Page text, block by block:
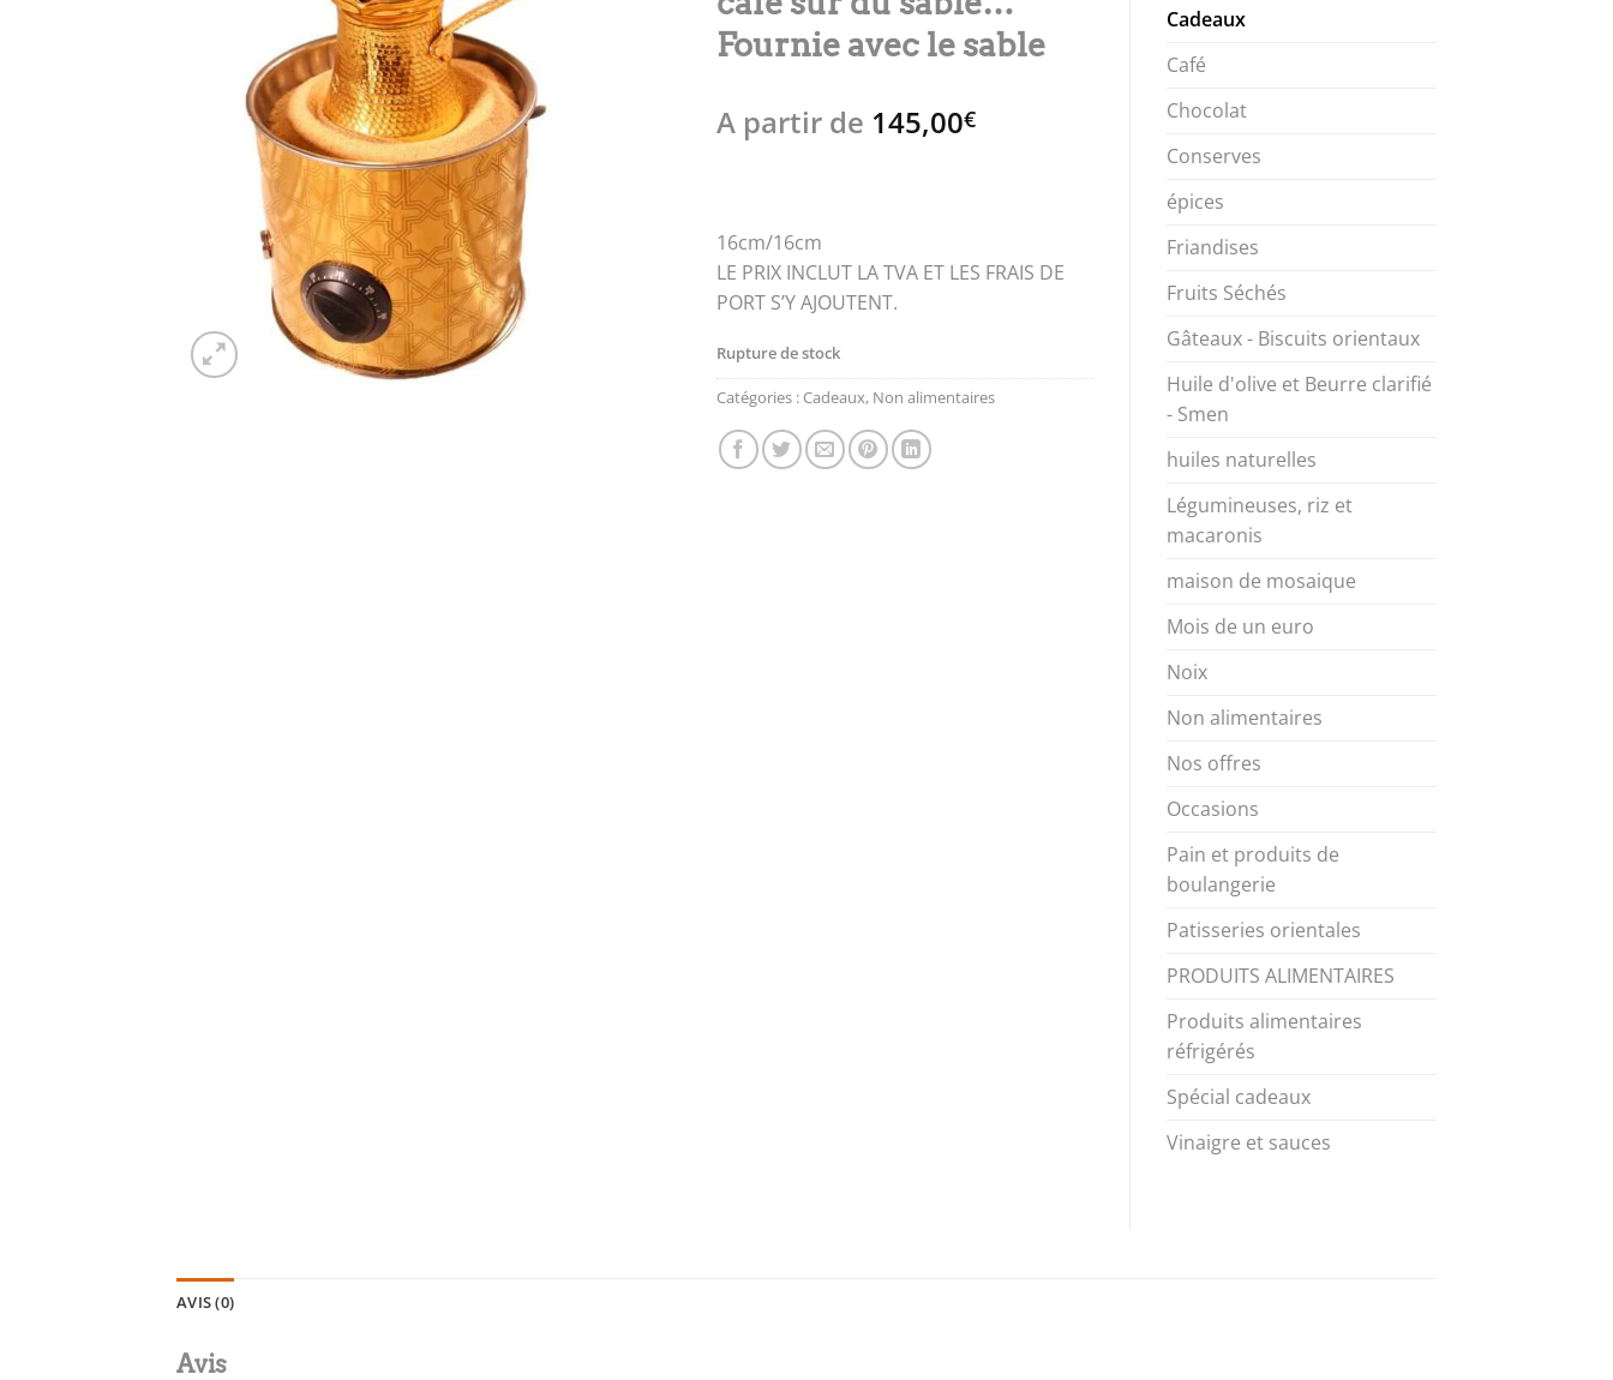
Fournie avec le sable
A partir de 145,00€
16cm/16cm
LE PRIX INCLUT LA TVA ET LES FRAIS DE
PORT S’Y AJOUTENT.
Rupture de stock
Catégories : Cadeaux, Non alimentaires
Cadeaux
Café
Chocolat
Conserves
épices
Friandises
Fruits Séchés
Gâteaux - Biscuits orientaux
Huile d'olive et Beurre clarifié
- Smen
huiles naturelles
Légumineuses, riz et
macaronis
maison de mosaique
Mois de un euro
Noix
Non alimentaires
Nos offres
Occasions
Pain et produits de
boulangerie
Patisseries orientales
PRODUITS ALIMENTAIRES
Produits alimentaires
réfrigérés
Spécial cadeaux
Vinaigre et sauces
AVIS (0)
Avis